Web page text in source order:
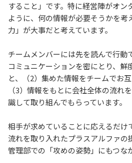
すること」です。特に経営陣がオン
ように、何の情報が必要そうかを考
力」が大事だと考えています。
チームメンバーには先を読んで行動
コミュニケーションを密にとり、鮮
と、（2）集めた情報をチームでお互
（3）情報をもとに会社全体の流れ
識して取り組んでもらっています。
相手が求めていることに応えるだけ
流れを取り入れたプラスアルファの
管理部での「攻めの姿勢」にもつな